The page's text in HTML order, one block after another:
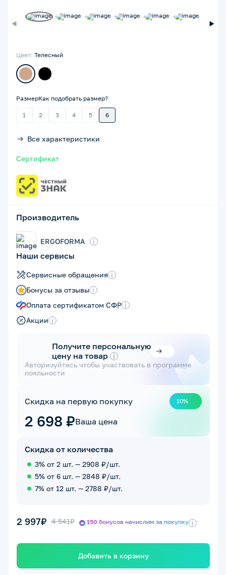
Цвет: Телесный
РазмерКак подобрать размер?
1 2 3 4 5 6
Все характеристики
Сертификат
Производитель
ERGOFORMA i
Наши сервисы
Сервисные обращения i
Бонусы за отзывы i
Оплата сертификатом СФР i
Акции i
Получите персональную
цену на товар i
Авторизуйтесь чтобы участвовать в программе
лояльности
Скидка на первую покупку 10%
2 698 ₽Ваша цена
Скидка от количества
3% от 2 шт. — 2908 ₽/шт.
5% от 6 шт. — 2848 ₽/шт.
7% от 12 шт. — 2788 ₽/шт.
2 997₽ 4 541₽ 150 бонусов начислим за покупку i
Добавить в корзину